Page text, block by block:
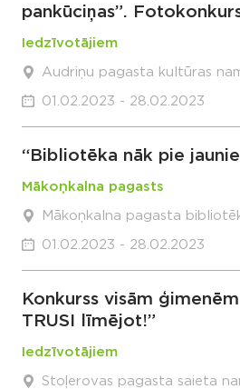
pankūciņas”.
Iedzīvotājiem
Audriņu pagasta kultūras
01.02.2023 - 28.02.2023
“Bibliotēka nāk pie
Mākoņkalna pagasts
Mākoņkalna pagasta
01.02.2023 - 28.02.2023
Konkurss visām
TRUSI līmējot!”
Iedzīvotājiem
Stoļerovas pagasta saieta